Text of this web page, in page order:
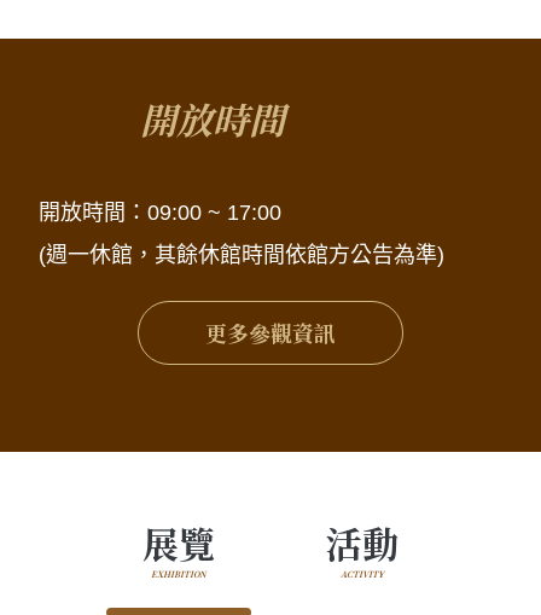
開放時間
開放時間：09:00 ~ 17:00
(週一休館，其餘休館時間依館方公告為準)
更多參觀資訊
展覽
EXHIBITION
活動
ACTIVITY